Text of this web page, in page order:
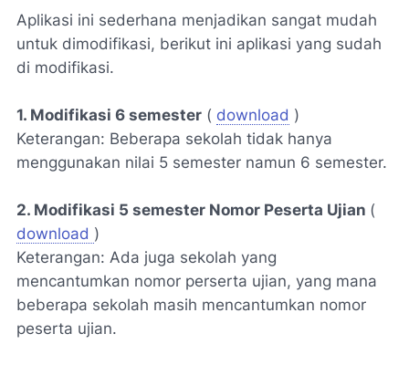
Aplikasi ini sederhana menjadikan sangat mudah
untuk dimodifikasi, berikut ini aplikasi yang sudah
di modifikasi.
1. Modifikasi 6 semester ( download )
Keterangan: Beberapa sekolah tidak hanya
menggunakan nilai 5 semester namun 6 semester.
2. Modifikasi 5 semester Nomor Peserta Ujian (
download )
Keterangan: Ada juga sekolah yang
mencantumkan nomor perserta ujian, yang mana
beberapa sekolah masih mencantumkan nomor
peserta ujian.